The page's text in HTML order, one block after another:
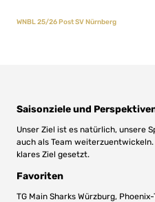
WNBL 25/26 Post SV Nürnberg
Saisonziele und
Unser Ziel ist es natürlich, unsere
auch als Team
klares Ziel gesetzt.
Favoriten
TG Main Sharks Würzburg,